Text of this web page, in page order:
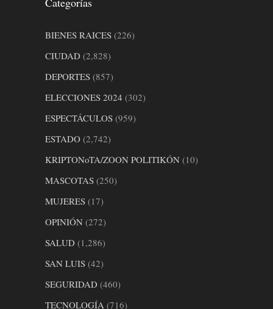
BIENES RAICES (226)
CIUDAD (2,828)
DEPORTES (857)
ELECCIONES 2024 (302)
ESPECTÁCULOS (959)
ESTADO (2,742)
KRIPTONoTA/ZOON POLITIKÓN (10)
MASCOTAS (250)
MUJERES (17)
OPINIÓN (272)
SALUD (1,286)
SAN LUIS (42)
SEGURIDAD (460)
TECNOLOGÍA (716)